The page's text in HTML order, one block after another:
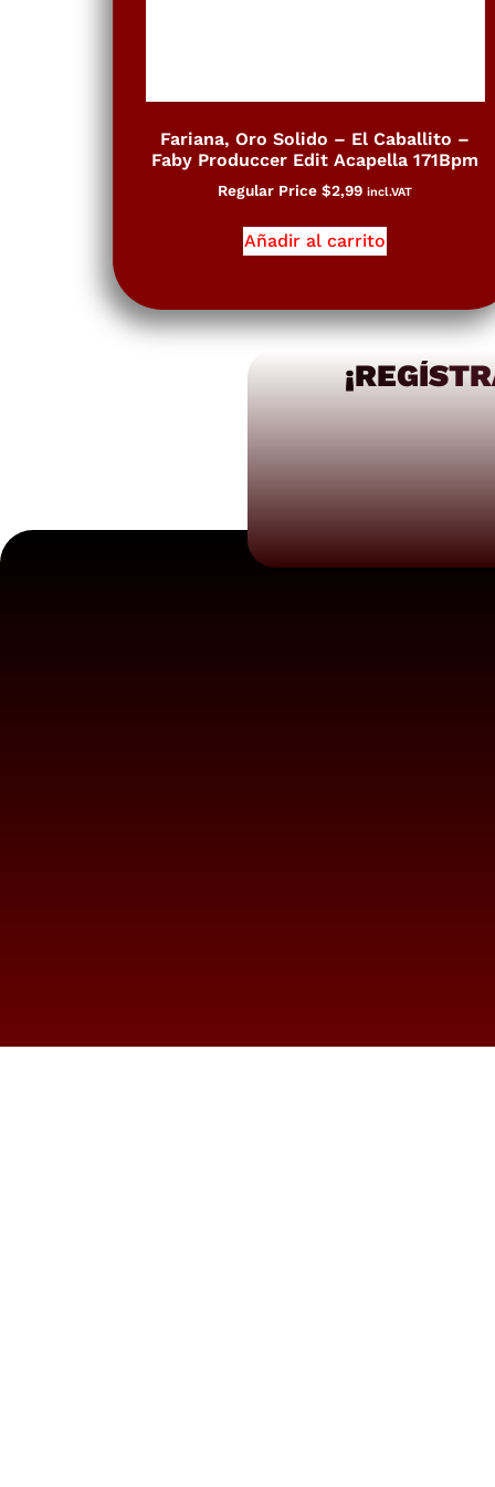
Fariana, Oro Solido – El Caballito –
Faby Produccer Edit Acapella 171Bpm
Regular Price$2,99 incl.VAT
Añadir al carrito